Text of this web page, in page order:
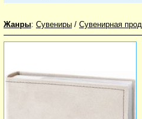
Жанры: Сувениры / Сувенирная